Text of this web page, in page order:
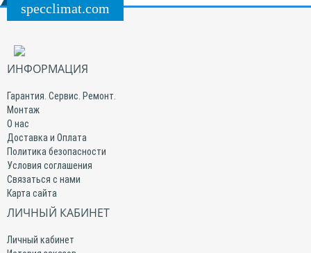
specclimat.com
ИНФОРМАЦИЯ
Гарантия. Сервис. Ремонт.
Монтаж
О нас
Доставка и Оплата
Политика безопасности
Условия соглашения
Связаться с нами
Карта сайта
ЛИЧНЫЙ КАБИНЕТ
Личный кабинет